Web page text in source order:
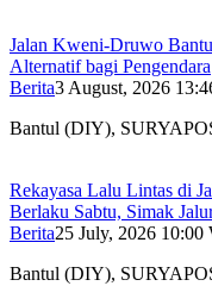
Jalan Kweni-Druwo
Alternatif bagi Pengendara
Berita3 August, 2026
Bantul (DIY),
Rekayasa Lalu Lintas di
Berlaku Sabtu, Simak
Berita25 July, 2026 10:00
Bantul (DIY),